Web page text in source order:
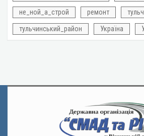
не_ной_а_строй ремонт
тульчинський_район Україна